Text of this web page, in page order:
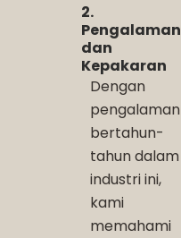
2.
Pengalaman
dan
Kepakaran
Dengan
pengalaman
bertahun-
tahun dalam
industri ini,
kami
memahami